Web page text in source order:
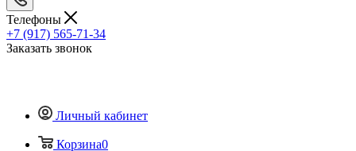
Телефоны
+7 (917) 565-71-34
Заказать звонок
Личный кабинет
Корзина0